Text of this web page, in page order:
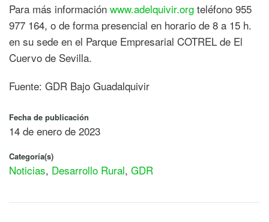
Para más información www.adelquivir.org teléfono 955
977 164, o de forma presencial en horario de 8 a 15 h.
en su sede en el Parque Empresarial COTREL de El
Cuervo de Sevilla.
Fuente: GDR Bajo Guadalquivir
Fecha de publicación
14 de enero de 2023
Categoría(s)
Noticias, Desarrollo Rural, GDR